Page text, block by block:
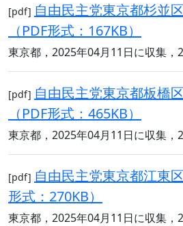
[pdf] 自由民主党東京都杉並
（PDF形式：167KB）
東京都，2025年04月11日に収集，
[pdf] 自由民主党東京都板橋
（PDF形式：465KB）
東京都，2025年04月11日に収集，
[pdf] 自由民主党東京都江東
形式：270KB）
東京都，2025年04月11日に収集，